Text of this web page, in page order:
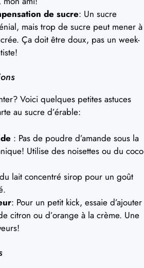
de sucre: Un sucre
mais trop de sucre peut mener à
Ça doit être doux, pas un week-
Voici quelques petites astuces
au sucre d’érable:
: Pas de poudre d’amande sous la
Utilise des noisettes ou du coco
lait concentré sirop pour un goût
: Pour un petit kick, essaie d’ajouter
citron ou d’orange à la crème. Une